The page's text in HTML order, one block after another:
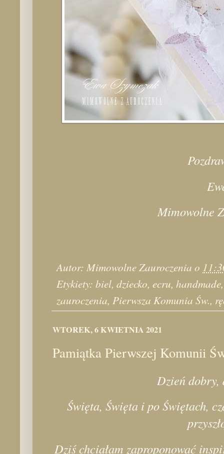
Mimowolne
Autor: Mimowolne Zauroczenia o
Etykiety: biel, dziecko, ecru, handmade
zauroczenia, Pierwsza Komunia Św.,
WTOREK, 6 KWIETNIA 2021
Pamiątka Pierwszej Komunii
Dzień dobry,
Święta, Święta i po Świętach,
Dziś chciałam zaproponować